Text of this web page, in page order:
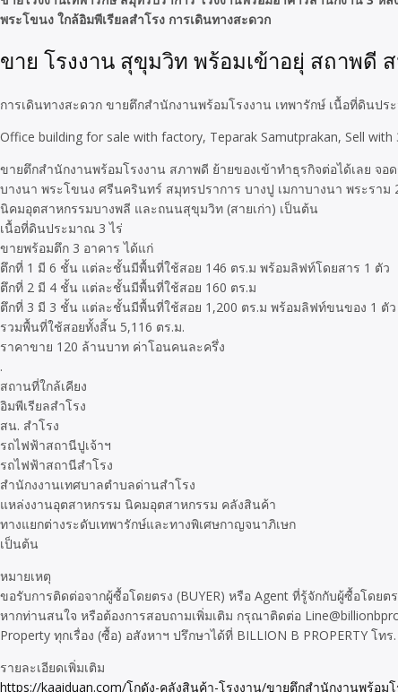
พระโขนง ใกล้อิมพีเรียลสำโรง การเดินทางสะดวก
ขาย โรงงาน สุขุมวิท พร้อมเข้าอยุ่ สถาพดี
การเดินทางสะดวก ขายตึกสำนักงานพร้อมโรงงาน เทพารักษ์ เนื้อที่ดินป
Office building for sale with factory, Teparak Samutprakan, Sell
ขายตึกสำนักงานพร้อมโรงงาน สภาพดี ย้ายของเข้าทำธุรกิจต่อได้เลย จ
บางนา พระโขนง ศรีนครินทร์ สมุทรปราการ บางปู เมกาบางนา พระรา
นิคมอุตสาหกรรมบางพลี และถนนสุขุมวิท (สายเก่า) เป็นต้น
เนื้อที่ดินประมาณ 3 ไร่
ขายพร้อมตึก 3 อาคาร ได้แก่
ตึกที่ 1 มี 6 ชั้น แต่ละชั้นมีพื้นที่ใช้สอย 146 ตร.ม พร้อมลิฟท์โดยสาร 1 ตัว
ตึกที่ 2 มี 4 ชั้น แต่ละชั้นมีพื้นที่ใช้สอย 160 ตร.ม
ตึกที่ 3 มี 3 ชั้น แต่ละชั้นมีพื้นที่ใช้สอย 1,200 ตร.ม พร้อมลิฟท์ขนของ 1 ตัว
รวมพื้นที่ใช้สอยทั้งสิ้น 5,116 ตร.ม.
ราคาขาย 120 ล้านบาท ค่าโอนคนละครึ่ง
.
สถานที่ใกล้เคียง
อิมพีเรียลสำโรง
สน. สำโรง
รถไฟฟ้าสถานีปูเจ้าฯ
รถไฟฟ้าสถานีสำโรง
สำนักงงานเทศบาลตำบลด่านสำโรง
แหล่งงานอุตสาหกรรม นิคมอุตสาหกรรม คลังสินค้า
ทางแยกต่างระดับเทพารักษ์และทางพิเศษกาญจนาภิเษก
เป็นต้น
หมายเหตุ
ขอรับการติดต่อจากผู้ซื้อโดยตรง (BUYER) หรือ Agent ที่รู้จักกับผู้ซื้อโดย
หากท่านสนใจ หรือต้องการสอบถามเพิ่มเติม กรุณาติดต่อ
Property ทุกเรื่อง (ซื้อ) อสังหาฯ ปรึกษาได้ที่ BILLION B PROPERTY โทร
รายละเอียดเพิ่มเติม
https://kaaiduan.com/โกดัง-คลังสินค้า-โรงงาน/ขายตึกสำนักงานพร้อม